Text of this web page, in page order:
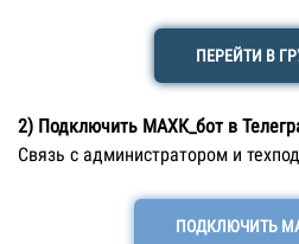
ПЕРЕЙТИ В
2) Подключить МАХК_бот в
Связь с администратором и
ПОДКЛЮЧИТЬ